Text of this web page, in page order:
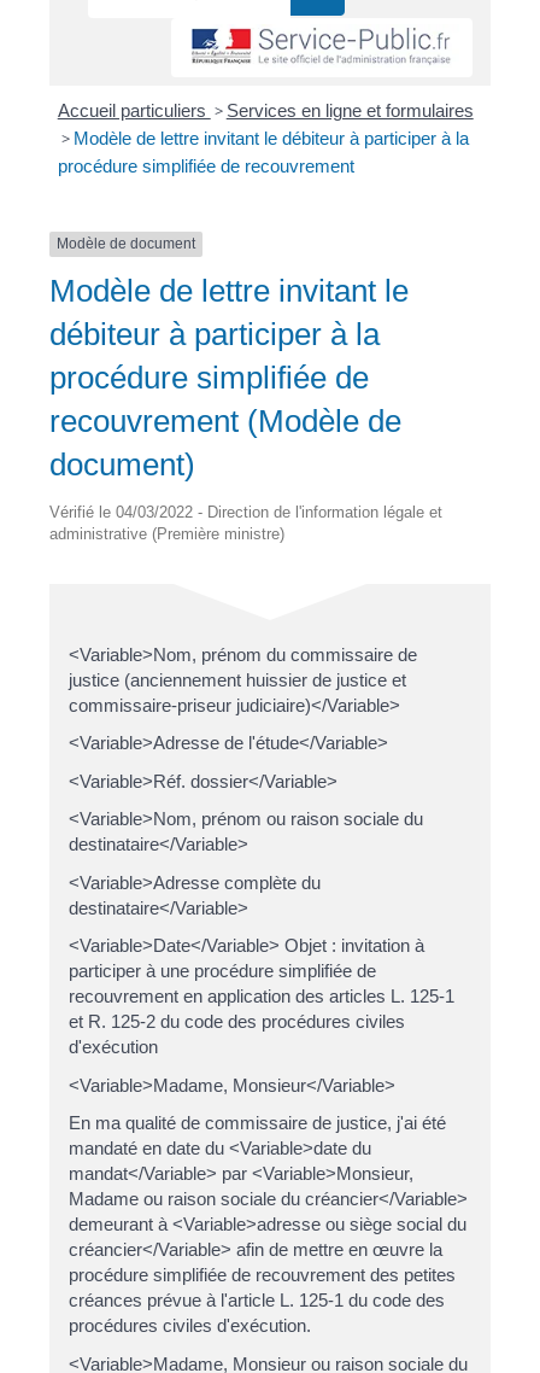
Accueil particuliers > Services en ligne et formulaires
> Modèle de lettre invitant le débiteur à participer à la
procédure simplifiée de recouvrement
Modèle de document
Modèle de lettre invitant le
débiteur à participer à la
procédure simplifiée de
recouvrement (Modèle de
document)
Vérifié le 04/03/2022 - Direction de l'information légale et
administrative (Première ministre)
<Variable>Nom, prénom du commissaire de
justice (anciennement huissier de justice et
commissaire-priseur judiciaire)</Variable>
<Variable>Adresse de l'étude</Variable>
<Variable>Réf. dossier</Variable>
<Variable>Nom, prénom ou raison sociale du
destinataire</Variable>
<Variable>Adresse complète du
destinataire</Variable>
<Variable>Date</Variable> Objet : invitation à
participer à une procédure simplifiée de
recouvrement en application des articles L. 125-1
et R. 125-2 du code des procédures civiles
d'exécution
<Variable>Madame, Monsieur</Variable>
En ma qualité de commissaire de justice, j'ai été
mandaté en date du <Variable>date du
mandat</Variable> par <Variable>Monsieur,
Madame ou raison sociale du créancier</Variable>
demeurant à <Variable>adresse ou siège social du
créancier</Variable> afin de mettre en œuvre la
procédure simplifiée de recouvrement des petites
créances prévue à l'article L. 125-1 du code des
procédures civiles d'exécution.
<Variable>Madame, Monsieur ou raison sociale du